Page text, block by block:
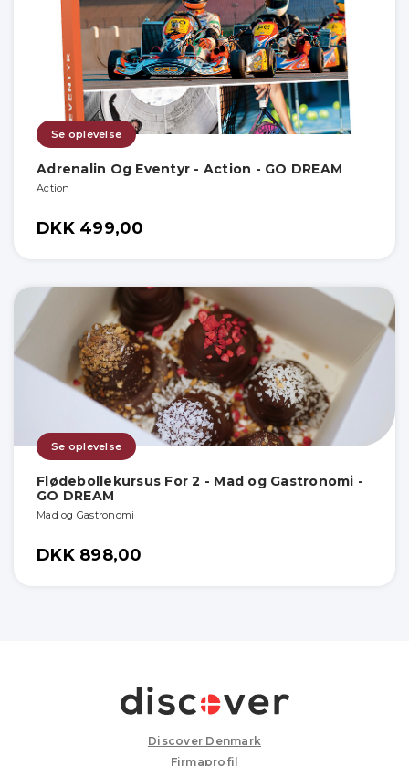
Se oplevelse
Adrenalin Og Eventyr - Action - GO DREAM
Action
DKK 499,00
Se oplevelse
Flødebollekursus For 2 - Mad og Gastronomi -
GO DREAM
Mad og Gastronomi
DKK 898,00
Discover Denmark
Firmaprofil